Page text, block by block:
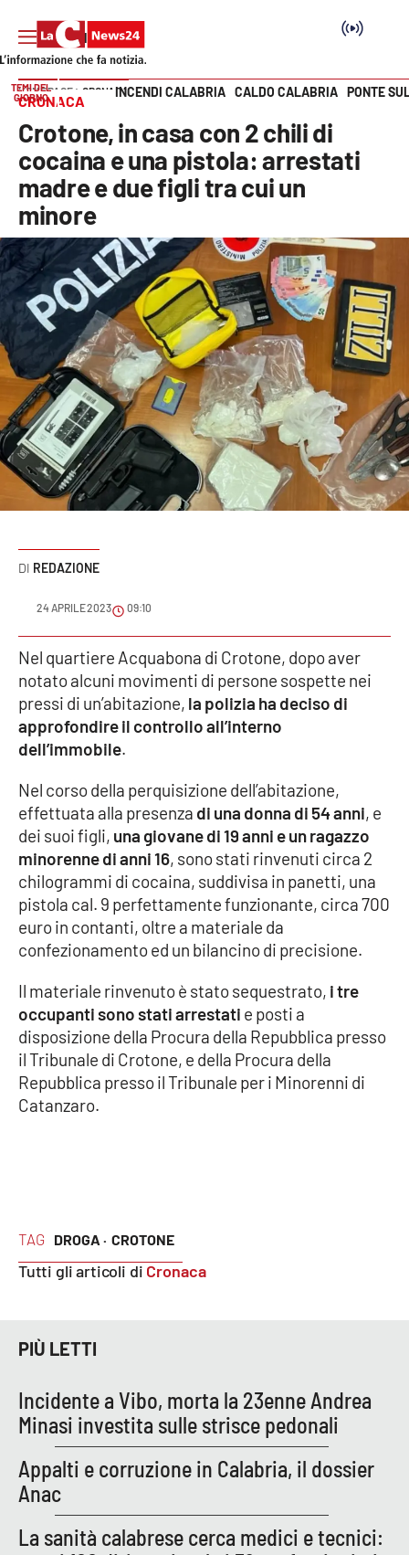
SEZIONI
Cronaca
Politica
Attualità
Economia e lavoro
Italia Mondo
Sanità
Sport
Cultura
Podcast
Meteo
Editoriali
VIDEO
Cronaca
Cultura
Economia e Lavoro
Politica
Sanità
Società
Sport
Parchi Marini Calabria
Imprese Di Calabria
Venti di comunicazione
STREAMING
LaC TV
Vai
TEMI DEL
GIORNO
INCENDI CALABRIA CALDO CALABRIA PONTE
HOME PAGE CRONACA
CRONACA
Crotone, in casa con 2 chili di
cocaina e una pistola: arrestati
madre e due figli tra cui un
minore
REDAZIONE
24 APRILE 2023 09:10
TAG DROGA · CROTONE
Tutti gli articoli di Cronaca
Nel quartiere Acquabona di Crotone, dopo aver
notato alcuni movimenti di persone sospette nei
pressi di un’abitazione, la polizia ha deciso di
approfondire il controllo all’interno
dell’immobile.
Nel corso della perquisizione dell’abitazione,
effettuata alla presenza di una donna di 54 anni, e
dei suoi figli, una giovane di 19 anni e un ragazzo
minorenne di anni 16, sono stati rinvenuti circa 2
chilogrammi di cocaina, suddivisa in panetti, una
pistola cal. 9 perfettamente funzionante, circa 700
euro in contanti, oltre a materiale da
confezionamento ed un bilancino di precisione.
Il materiale rinvenuto è stato sequestrato, i tre
occupanti sono stati arrestati e posti a
disposizione della Procura della Repubblica presso
il Tribunale di Crotone, e della Procura della
Repubblica presso il Tribunale per i Minorenni di
Catanzaro.
PIÙ LETTI
Incidente a Vibo, morta la 23enne Andrea
Minasi investita sulle strisce pedonali
Appalti e corruzione in Calabria, il dossier
Anac
La sanità calabrese cerca medici e tecnici: